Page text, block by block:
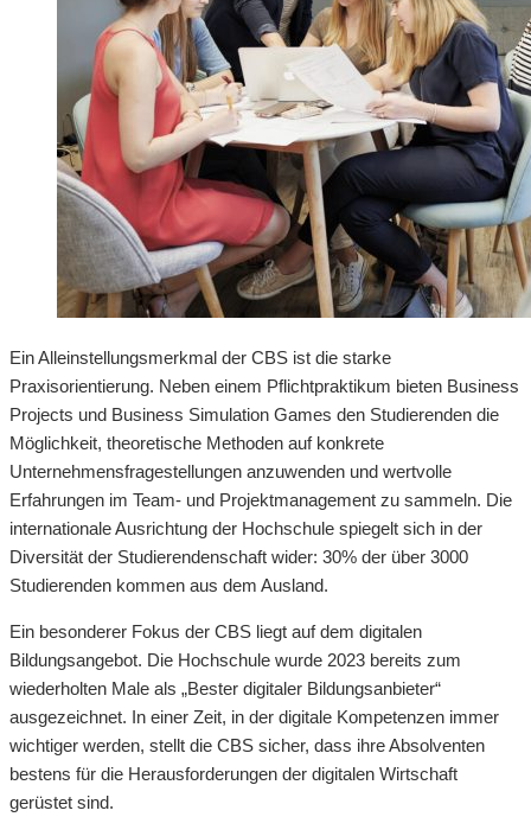
Ein Alleinstellungsmerkmal der CBS ist die starke
Praxisorientierung. Neben einem Pflichtpraktikum bieten Business
Projects und Business Simulation Games den Studierenden die
Möglichkeit, theoretische Methoden auf konkrete
Unternehmensfragestellungen anzuwenden und wertvolle
Erfahrungen im Team- und Projektmanagement zu sammeln. Die
internationale Ausrichtung der Hochschule spiegelt sich in der
Diversität der Studierendenschaft wider: 30% der über 3000
Studierenden kommen aus dem Ausland.
Ein besonderer Fokus der CBS liegt auf dem digitalen
Bildungsangebot. Die Hochschule wurde 2023 bereits zum
wiederholten Male als „Bester digitaler Bildungsanbieter“
ausgezeichnet. In einer Zeit, in der digitale Kompetenzen immer
wichtiger werden, stellt die CBS sicher, dass ihre Absolventen
bestens für die Herausforderungen der digitalen Wirtschaft
gerüstet sind.